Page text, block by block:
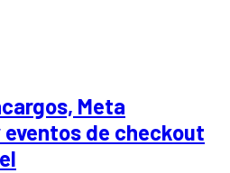
Meta
eventos de checkout